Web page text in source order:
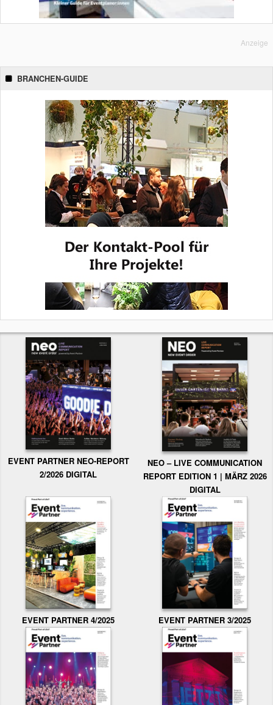
Anzeige
BRANCHEN-GUIDE
EVENT PARTNER NEO-REPORT
2/2026 DIGITAL
NEO – LIVE COMMUNICATION
REPORT EDITION 1 | MÄRZ 2026
DIGITAL
EVENT PARTNER 4/2025 EVENT PARTNER 3/2025